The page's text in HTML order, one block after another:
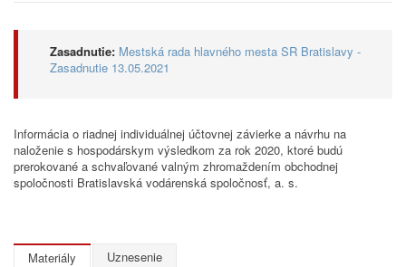
Zasadnutie: Mestská rada hlavného mesta SR Bratislavy -
Zasadnutie 13.05.2021
Informácia o riadnej individuálnej účtovnej závierke a návrhu na
naloženie s hospodárskym výsledkom za rok 2020, ktoré budú
prerokované a schvaľované valným zhromaždením obchodnej
spoločnosti Bratislavská vodárenská spoločnosť, a. s.
Materiály Uznesenie